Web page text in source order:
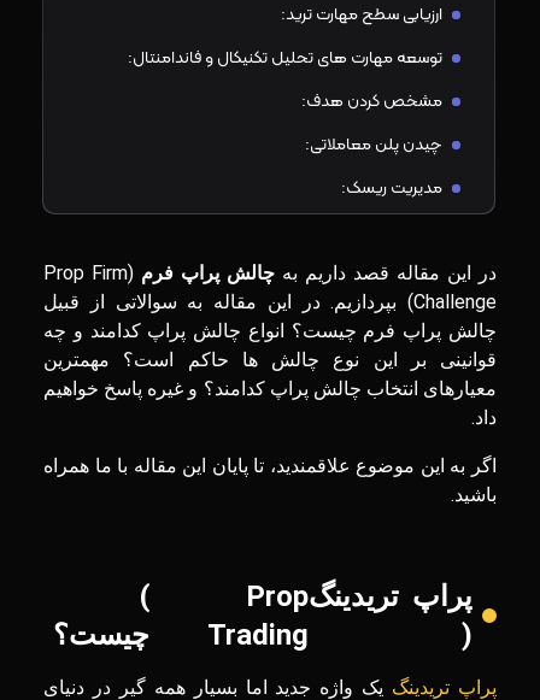
ارزیابی سطح مهارت ترید:
توسعه مهارت های تحلیل تکنیکال و فاندامنتال:
مشخص کردن هدف:
چیدن پلن معاملاتی:
مدیریت ریسک:
در این مقاله قصد داریم به چالش پراپ فرم
(Prop Firm
Challenge) بپردازیم. در این مقاله به سوالاتی از قبیل
چالش پراپ فرم چیست؟ انواع چالش پراپ کدامند و چه
قوانینی بر این نوع چالش ها حاکم است؟ مهمترین
معیارهای انتخاب چالش پراپ کدامند؟ و غیره پاسخ خواهیم
داد.
اگر به این موضوع علاقمندید، تا پایان این مقاله با ما همراه
باشید.
پراپ تریدینگ
(
Prop
Trading
)
چیست؟
پراپ تریدینگ یک واژه جدید اما بسیار همه گیر در دنیای